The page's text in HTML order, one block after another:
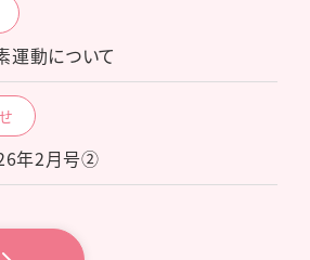
運動について
年2月号②